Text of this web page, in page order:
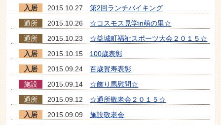
入居
2015.10.27第2回ランチバイキング
通所
2015.10.26 ☆コスモス見学in萌の里☆
通所
2015.10.23 ☆益城町福祉スポーツ大会２０１５☆
入居
2015.10.15 100歳表彰
入居
2015.09.24百歳賀寿表彰
施設
2015.09.14 ☆飾り馬慰問☆
通所
2015.09.12 ☆通所敬老会２０１５☆
入居
2015.09.09施設敬老会